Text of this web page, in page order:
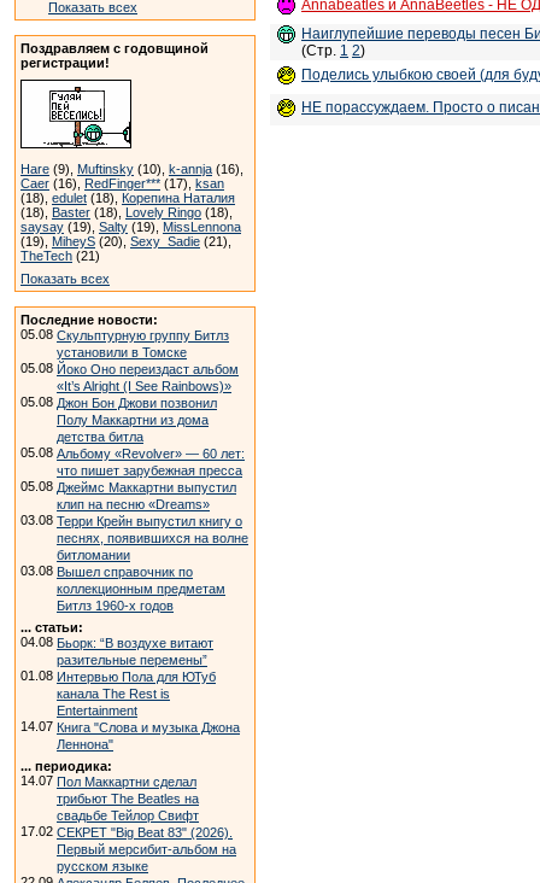
Показать всех
Поздравляем с годовщиной
регистрации!
Hare (9), Muftinsky (10), k-annja (16),
Caer (16), RedFinger*** (17), ksan
(18), edulet (18), Корепина Наталия
(18), Baster (18), Lovely Ringo (18),
saysay (19), Salty (19), MissLennona
(19), MiheyS (20), Sexy_Sadie (21),
TheTech (21)
Показать всех
Последние новости:
05.08 Скульптурную группу Битлз
установили в Томске
05.08 Йоко Оно переиздаст альбом
«It’s Alright (I See Rainbows)»
05.08 Джон Бон Джови позвонил
Полу Маккартни из дома
детства битла
05.08 Альбому «Revolver» — 60 лет:
что пишет зарубежная пресса
05.08 Джеймс Маккартни выпустил
клип на песню «Dreams»
03.08 Терри Крейн выпустил книгу о
песнях, появившихся на волне
битломании
03.08 Вышел справочник по
коллекционным предметам
Битлз 1960-х годов
... статьи:
04.08 Бьорк: “В воздухе витают
разительные перемены”
01.08 Интервью Пола для ЮТуб
канала The Rest is
Entertainment
14.07 Книга "Слова и музыка Джона
Леннона"
... периодика:
14.07 Пол Маккартни сделал
трибьют The Beatles на
свадьбе Тейлор Свифт
17.02 СЕКРЕТ "Big Beat 83" (2026).
Первый мерсибит-альбом на
русском языке
Annabeatles и AnnaBeetles - НЕ
Наиглупейшие переводы песен
(Стр. 1 2)
Поделись улыбкою своей (для
НЕ порассуждаем. Просто о